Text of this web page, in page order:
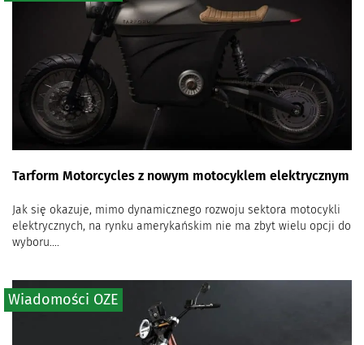
Tarform Motorcycles z nowym motocyklem elektrycznym
Jak się okazuje, mimo dynamicznego rozwoju sektora motocykli
elektrycznych, na rynku amerykańskim nie ma zbyt wielu opcji do
wyboru....
Wiadomości OZE